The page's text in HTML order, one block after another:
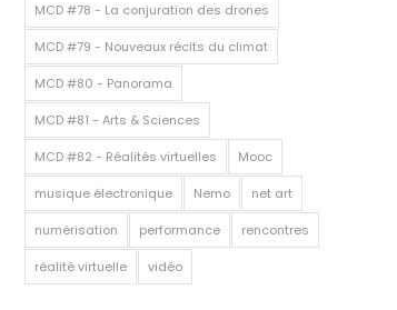
MCD #78 - La conjuration des drones
MCD #79 - Nouveaux récits du climat
MCD #80 - Panorama
MCD #81 - Arts & Sciences
MCD #82 - Réalités virtuelles Mooc
musique électronique Nemo net art
numérisation performance rencontres
réalité virtuelle vidéo